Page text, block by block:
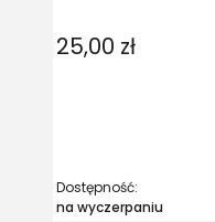
25,00 zł
Dostępność:
na wyczerpaniu